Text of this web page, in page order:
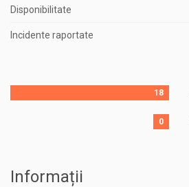
Disponibilitate
Incidente raportate
18
0
Informații